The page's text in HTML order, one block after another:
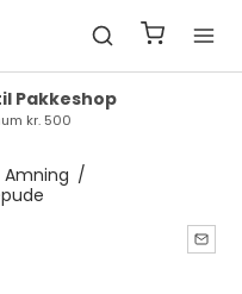
Pakkeshop
kr. 500
Amning /